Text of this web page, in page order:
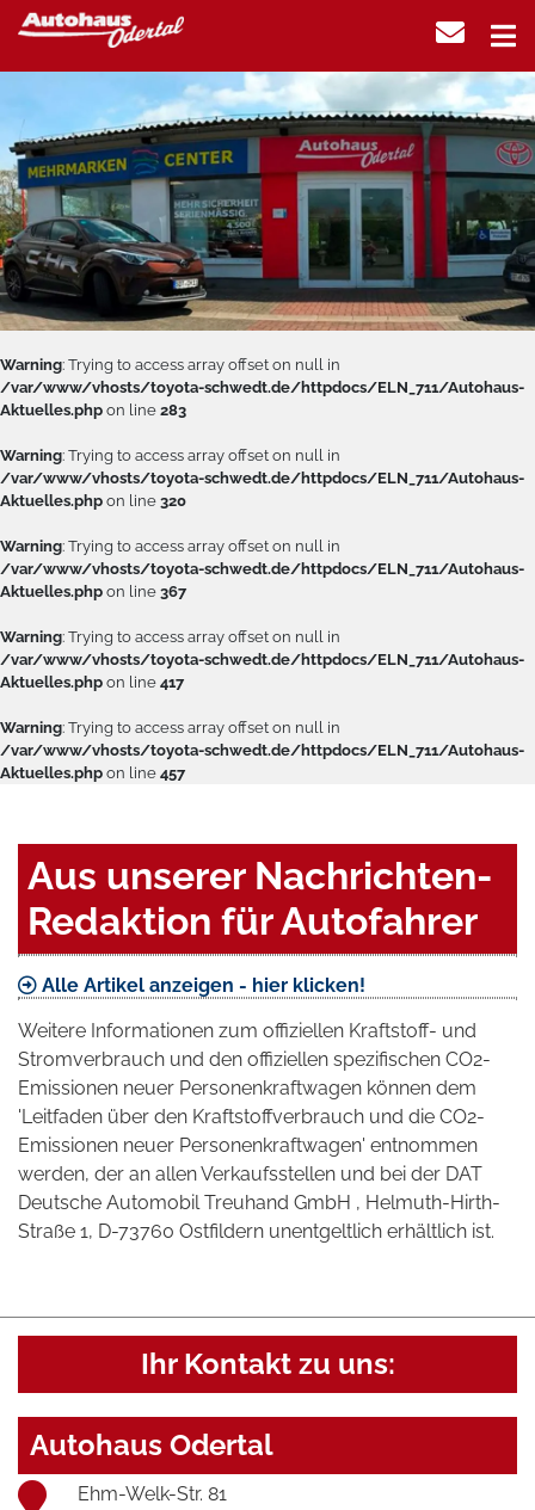
Warning: Trying to access array offset on null in
/var/www/vhosts/toyota-schwedt.de/httpdocs/ELN_711/Autohaus-
Aktuelles.php on line 283
Warning: Trying to access array offset on null in
/var/www/vhosts/toyota-schwedt.de/httpdocs/ELN_711/Autohaus-
Aktuelles.php on line 320
Warning: Trying to access array offset on null in
/var/www/vhosts/toyota-schwedt.de/httpdocs/ELN_711/Autohaus-
Aktuelles.php on line 367
Warning: Trying to access array offset on null in
/var/www/vhosts/toyota-schwedt.de/httpdocs/ELN_711/Autohaus-
Aktuelles.php on line 417
Warning: Trying to access array offset on null in
/var/www/vhosts/toyota-schwedt.de/httpdocs/ELN_711/Autohaus-
Aktuelles.php on line 457
Aus unserer Nachrichten-
Redaktion für Autofahrer
Alle Artikel anzeigen - hier klicken!
Weitere Informationen zum offiziellen Kraftstoff- und
Stromverbrauch und den offiziellen spezifischen CO2-
Emissionen neuer Personenkraftwagen können dem
'Leitfaden über den Kraftstoffverbrauch und die CO2-
Emissionen neuer Personenkraftwagen' entnommen
werden, der an allen Verkaufsstellen und bei der DAT
Deutsche Automobil Treuhand GmbH , Helmuth-Hirth-
Straße 1, D-73760 Ostfildern unentgeltlich erhältlich ist.
Ihr Kontakt zu uns:
Autohaus Odertal
Ehm-Welk-Str. 81